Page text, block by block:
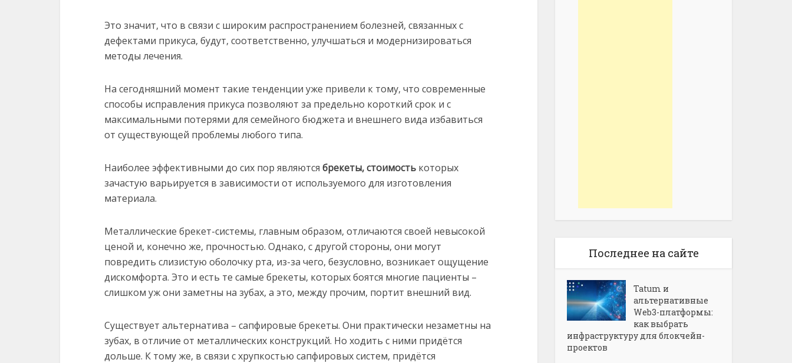
Это значит, что в связи с широким распространением болезней, связанных с
дефектами прикуса, будут, соответственно, улучшаться и модернизироваться
методы лечения.
На сегодняшний момент такие тенденции уже привели к тому, что современные
способы исправления прикуса позволяют за предельно короткий срок и с
максимальными потерями для семейного бюджета и внешнего вида избавиться
от существующей проблемы любого типа.
Наиболее эффективными до сих пор являются брекеты, стоимость которых
зачастую варьируется в зависимости от используемого для изготовления
материала.
Металлические брекет-системы, главным образом, отличаются своей невысокой
ценой и, конечно же, прочностью. Однако, с другой стороны, они могут
повредить слизистую оболочку рта, из-за чего, безусловно, возникает ощущение
дискомфорта. Это и есть те самые брекеты, которых боятся многие пациенты –
слишком уж они заметны на зубах, а это, между прочим, портит внешний вид.
Существует альтернатива – сапфировые брекеты. Они практически незаметны на
зубах, в отличие от металлических конструкций. Но ходить с ними придётся
дольше. К тому же, в связи с хрупкостью сапфировых систем, придётся
Последнее на сайте
Tatum и
альтернативные
Web3-платформы:
как выбрать
инфраструктуру для блокчейн-
проектов